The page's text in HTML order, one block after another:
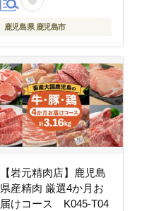
鹿児島県 鹿児島市
【岩元精肉店】鹿児島
県産精肉 厳選4か月お
届けコース K045-T04